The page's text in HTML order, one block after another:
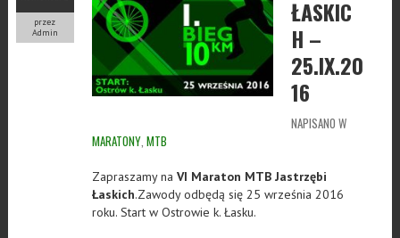
przez
Admin
ŁASKIC
H –
25.IX.20
16
NAPISANO W
MARATONY, MTB
Zapraszamy na VI Maraton MTB Jastrzębi
Łaskich.Zawody odbędą się 25 września 2016
roku. Start w Ostrowie k. Łasku.